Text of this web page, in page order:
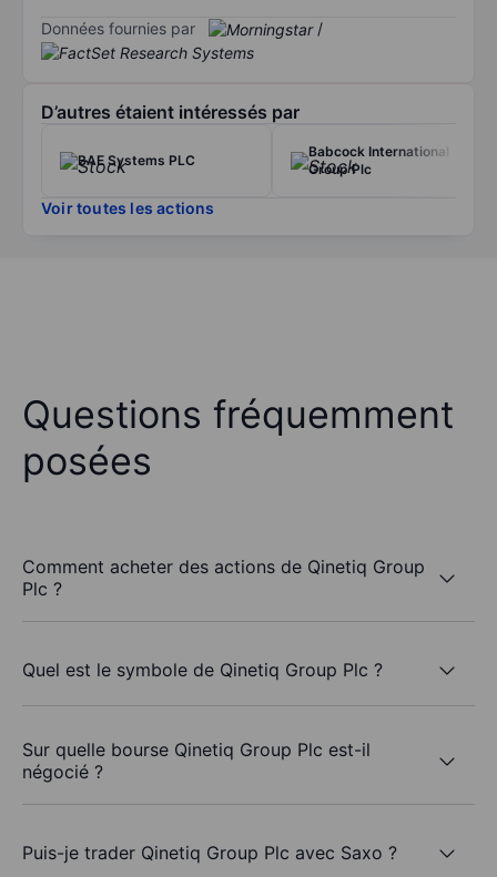
Données fournies par /
D’autres étaient intéressés par
BAE Systems PLC
Babcock International
Group Plc
Voir toutes les actions
Questions fréquemment
posées
Comment acheter des actions de Qinetiq Group
Plc ?
Quel est le symbole de Qinetiq Group Plc ?
Sur quelle bourse Qinetiq Group Plc est-il
négocié ?
Puis-je trader Qinetiq Group Plc avec Saxo ?